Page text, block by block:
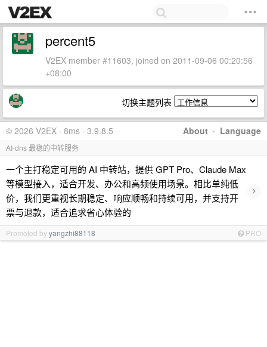
percent5
V2EX member #11603, joined on 2011-09-06 00:20:56
+08:00
切换主题列表
About · Language
© 2026 V2EX · 8ms · 3.9.8.5
AI-dns 最稳的中转服务
一个主打稳定可用的 AI 中转站，提供 GPT Pro、Claude Max
等模型接入，适合开发、办公和高频使用场景。相比单纯低
价，我们更重视长期稳定、响应顺畅和持续可用，并支持开
票与退款，适合追求省心体验的
›
Promoted byyangzhi88118 PRO